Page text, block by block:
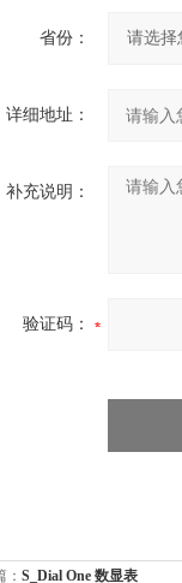
省份：
详细地址：
补充说明：
验证码：
： S_Dial One 数显表